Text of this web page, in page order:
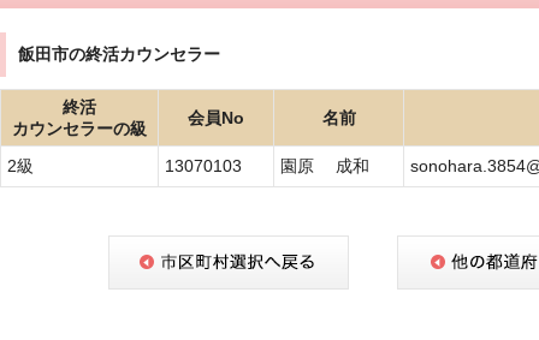
飯田市の終活カウンセラー
終活
カウンセラーの級
会員No 名前
2級 13070103 園原 成和